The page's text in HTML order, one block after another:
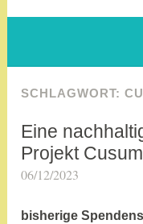
SCHLAGWORT:
SIN
CATEGORÍA
Eine
Projekt
06/12/2023
m
bisherige